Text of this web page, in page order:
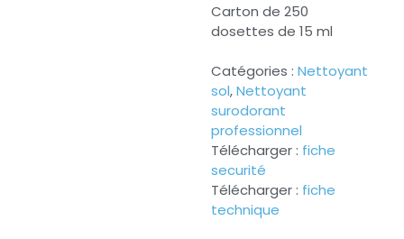
Carton de 250
dosettes de 15 ml
Catégories : Nettoyant
sol,Nettoyant
surodorant
professionnel
Télécharger : fiche
securité
Télécharger : fiche
technique